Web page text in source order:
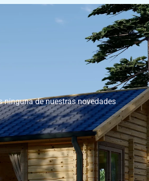
ninguna de nuestras novedades